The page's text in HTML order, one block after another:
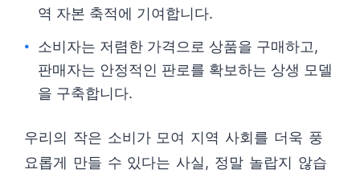
역 자본 축적에 기여합니다.
소비자는 저렴한 가격으로 상품을 구매하고,
판매자는 안정적인 판로를 확보하는 상생 모델
을 구축합니다.
우리의 작은 소비가 모여 지역 사회를 더욱 풍
요롭게 만들 수 있다는 사실, 정말 놀랍지 않습